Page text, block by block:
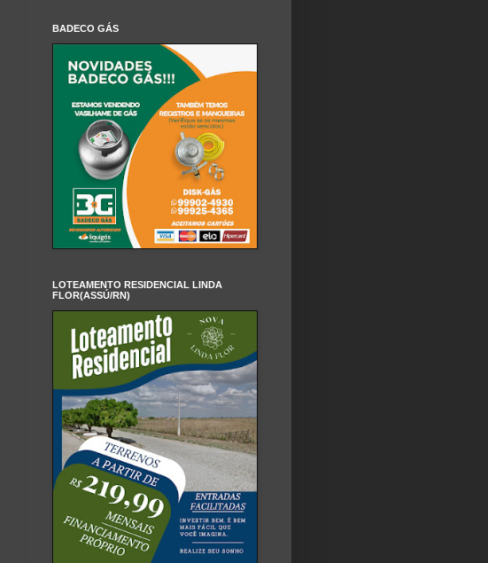
BADECO GÁS
LOTEAMENTO RESIDENCIAL LINDA
FLOR(ASSÚ/RN)